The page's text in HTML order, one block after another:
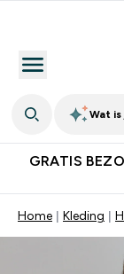
Wat
GRATIS
Home Kleding